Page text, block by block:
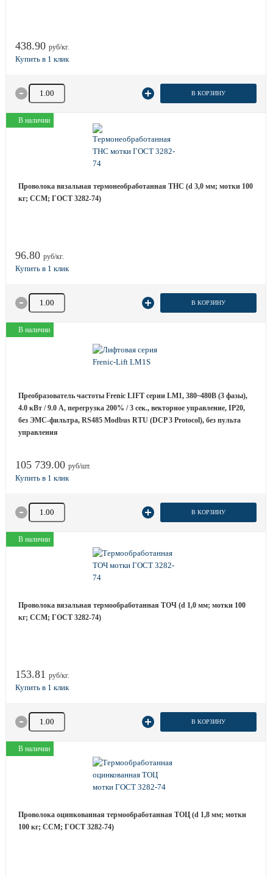
438.90 руб/кг.
Количество товара В КОРЗИНУ
В наличии
Проволока вязальная термонеобработанная ТНС (d 3,0 мм; мотки 100
кг; ССМ; ГОСТ 3282-74)
96.80 руб/кг.
Количество товара В КОРЗИНУ
В наличии
Преобразователь частоты Frenic LIFT серии LM1, 380~480B (3 фазы),
4.0 кВт / 9.0 A, перегрузка 200% / 3 сек., векторное управление, IP20,
без ЭМС-фильтра, RS485 Modbus RTU (DCP 3 Protocol), без пульта
управления
105 739.00 руб/шт.
Количество товара В КОРЗИНУ
В наличии
Проволока вязальная термообработанная ТОЧ (d 1,0 мм; мотки 100
кг; ССМ; ГОСТ 3282-74)
153.81 руб/кг.
Количество товара В КОРЗИНУ
В наличии
Проволока оцинкованная термообработанная ТОЦ (d 1,8 мм; мотки
100 кг; ССМ; ГОСТ 3282-74)